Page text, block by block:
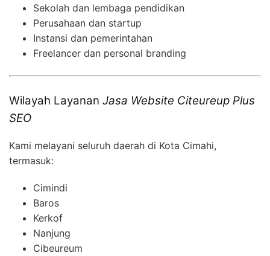
Sekolah dan lembaga pendidikan
Perusahaan dan startup
Instansi dan pemerintahan
Freelancer dan personal branding
Wilayah Layanan Jasa Website Citeureup Plus
SEO
Kami melayani seluruh daerah di Kota Cimahi,
termasuk:
Cimindi
Baros
Kerkof
Nanjung
Cibeureum